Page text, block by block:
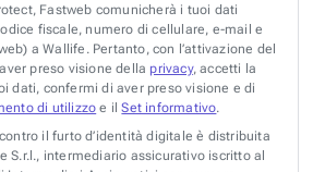
Fastweb comunicherà i tuoi dati
fiscale, numero di cellulare, e-mail e
a Wallife. Pertanto, con l’attivazione del
preso visione della privacy, accetti la
dati, confermi di aver preso visione e di
di utilizzo e ilSet informativo.
contro il furto d’identità digitale è distribuita
S.r.l., intermediario assicurativo iscritto al